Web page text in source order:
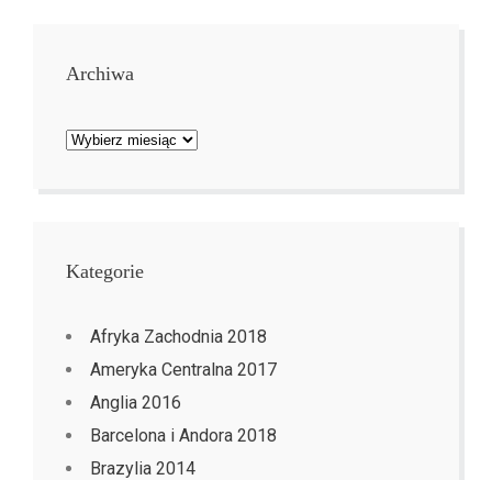
Archiwa
Archiwa
Kategorie
Afryka Zachodnia 2018
Ameryka Centralna 2017
Anglia 2016
Barcelona i Andora 2018
Brazylia 2014